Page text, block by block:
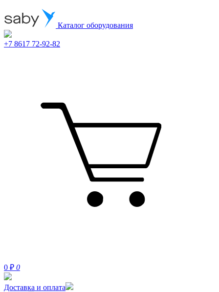
Каталог оборудования
+7 8617 72-92-82
0 ₽ 0
Доставка и оплата